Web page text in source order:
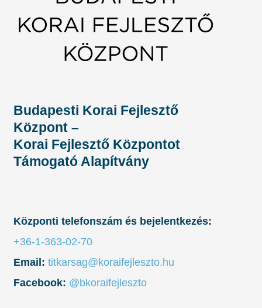
Budapesti Korai Fejlesztő
Központ –
Korai Fejlesztő Központot
Támogató Alapítvány
Központi telefonszám és bejelentkezés:
+36-1-363-02-70
Email: titkarsag@koraifejleszto.hu
Facebook: @bkoraifejleszto